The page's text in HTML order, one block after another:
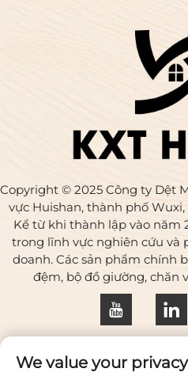
Copyright © 2025 Công ty Dệt
vực Huishan, thành phố
Kể từ khi thành lập vào năm
trong lĩnh vực nghiên cứu và
doanh. Các sản phẩm chính
đệm, bộ đồ giường, chăn
Chính sách
We value your privacy